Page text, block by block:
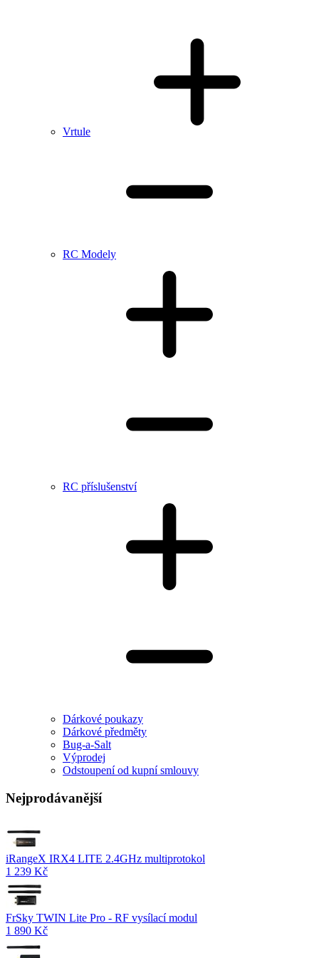
Vrtule
RC Modely
RC příslušenství
Dárkové poukazy
Dárkové předměty
Bug-a-Salt
Výprodej
Odstoupení od kupní smlouvy
Nejprodávanější
iRangeX IRX4 LITE 2.4GHz multiprotokol
1 239 Kč
FrSky TWIN Lite Pro - RF vysílací modul
1 890 Kč